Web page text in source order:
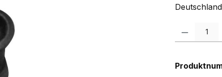
Deutschland
Produkt